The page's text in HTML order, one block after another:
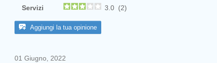
Servizi 3.0 (2)
Aggiungi la tua opinione
01 Giugno, 2022